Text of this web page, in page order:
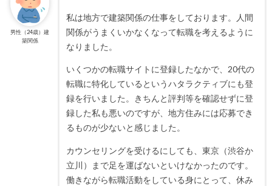
男性（24歳）建
築関係
私は地方で建築関係の仕事をしております。人間
関係がうまくいかなくなって転職を考えるように
なりました。
いくつかの転職サイトに登録したなかで、20代の
転職に特化しているというハタラクティブにも登
録を行いました。きちんと評判等を確認せずに登
録した私も悪いのですが、地方住みには応募でき
るものが少ないと感じました。
カウンセリングを受けるにしても、東京（渋谷か
立川）まで足を運ばないといけなかったのです。
働きながら転職活動をしている身にとって、休み